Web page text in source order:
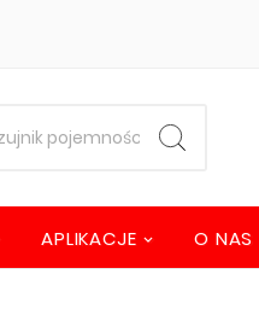
APLIKACJE O NAS